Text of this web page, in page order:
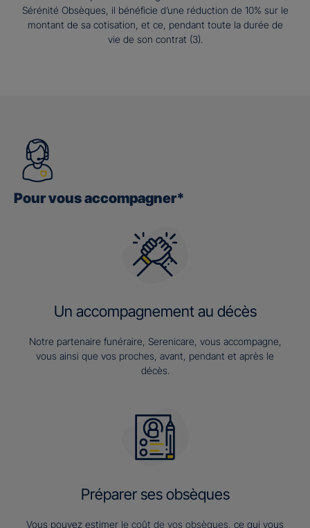
Sérénité Obsèques, il bénéficie d’une réduction de 10% sur le
montant de sa cotisation, et ce, pendant toute la durée de
vie de son contrat (3).
Pour vous accompagner*
Un accompagnement au décès
Notre partenaire funéraire, Serenicare, vous accompagne,
vous ainsi que vos proches, avant, pendant et après le
décès.
Préparer ses obsèques
Vous pouvez estimer le coût de vos obsèques , ce qui vous